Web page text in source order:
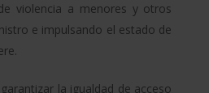
violencia a menores y otros
e impulsando el estado de
la igualdad de acceso